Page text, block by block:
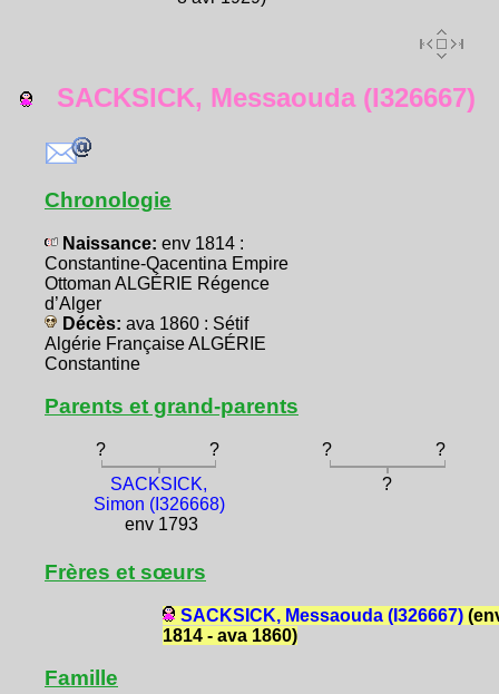
SACKSICK, Messaouda (I326667)
Chronologie
Naissance: env 1814 :
Constantine-Qacentina Empire
Ottoman ALGÉRIE Régence
d’Alger
Décès: ava 1860 : Sétif
Algérie Française ALGÉRIE
Constantine
Parents et grand-parents
? ? ?
?
SACKSICK,
Simon (I326668)
env 1793
?
Frères et sœurs
SACKSICK, Messaouda (I326667)
1814 - ava 1860)
Famille